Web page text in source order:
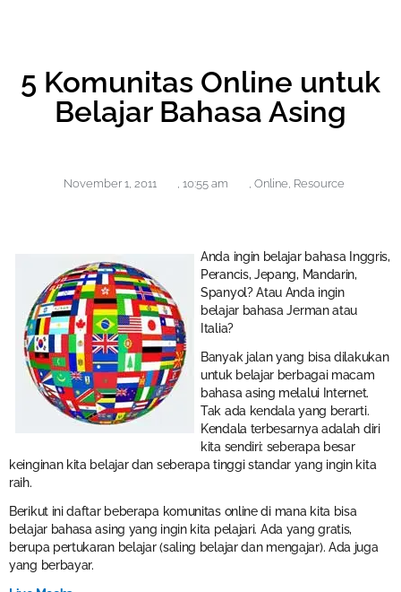
5 Komunitas Online untuk
Belajar Bahasa Asing
November 1, 2011 , 10:55 am , Online, Resource
Anda ingin belajar bahasa Inggris,
Perancis, Jepang, Mandarin,
Spanyol? Atau Anda ingin
belajar bahasa Jerman atau
Italia?
Banyak jalan yang bisa dilakukan
untuk belajar berbagai macam
bahasa asing melalui Internet.
Tak ada kendala yang berarti.
Kendala terbesarnya adalah diri
kita sendiri: seberapa besar
keinginan kita belajar dan seberapa tinggi standar yang ingin kita
raih.
Berikut ini daftar beberapa komunitas online di mana kita bisa
belajar bahasa asing yang ingin kita pelajari. Ada yang gratis,
berupa pertukaran belajar (saling belajar dan mengajar). Ada juga
yang berbayar.